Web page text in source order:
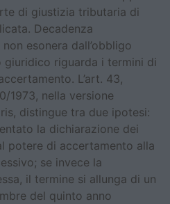
di giustizia tributaria di
Decadenza
esonera dall’obbligo
riguarda i termini di
L’art. 43,
1973, nella versione
distingue tra due ipotesi:
la dichiarazione dei
potere di accertamento alla
se invece la
il termine si allunga di un
del quinto anno